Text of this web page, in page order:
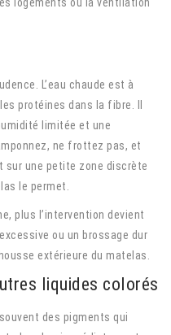
L’eau chaude est à
protéines dans la fibre. Il
limitée et une
ne frottez pas, et
une petite zone discrète
le permet.
plus l’intervention devient
ou un brossage dur
extérieure du matelas.
liquides colorés
des pigments qui